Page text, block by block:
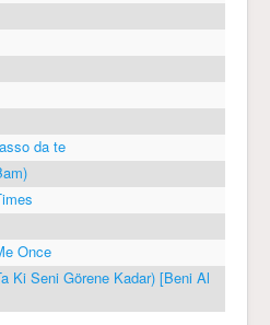
da te
Once
Ki Seni Görene Kadar) [Beni Al